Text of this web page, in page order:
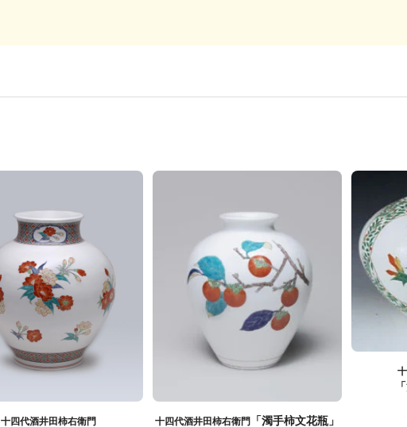
十四代酒井田柿右衛門 十四代酒井田柿右衛門「濁手柿文花瓶」